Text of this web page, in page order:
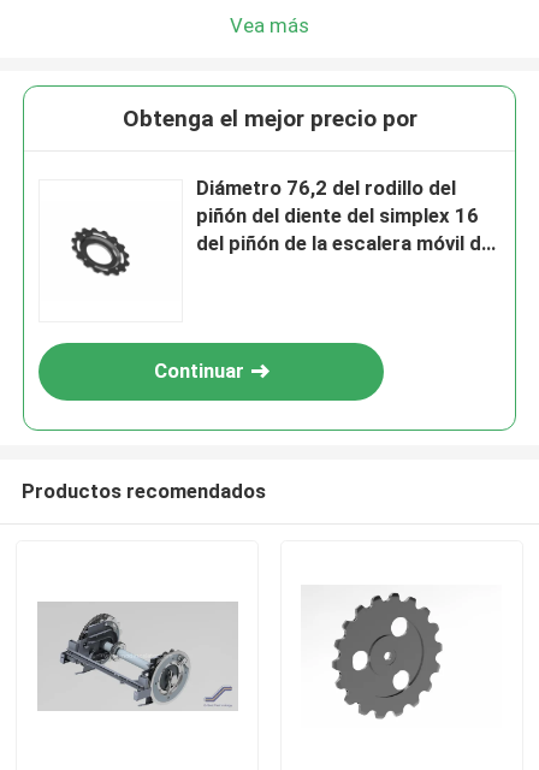
Hogar
Vea más
Obtenga el mejor precio por
Diámetro 76,2 del rodillo del
piñón del diente del simplex 16
del piñón de la escalera móvil de
Continuar
Productos recomendados